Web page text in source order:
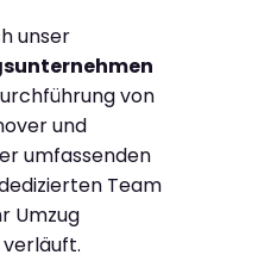
unser
von
und
umfassenden
Team
Umzug